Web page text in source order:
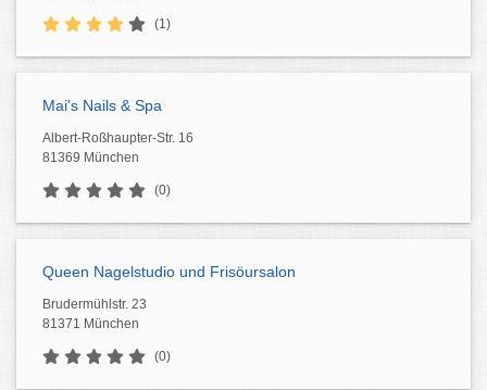
(1)
Mai's Nails & Spa
Albert-Roßhaupter-Str. 16
81369 München
(0)
Queen Nagelstudio und Frisöursalon
Brudermühlstr. 23
81371 München
(0)